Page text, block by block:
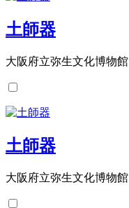
土師器
大阪府立弥生文化博物館
土師器
大阪府立弥生文化博物館